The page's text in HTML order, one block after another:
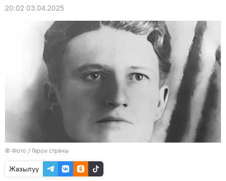
20:02 03.04.2025
© Фото / Герои страны
Жазылуу